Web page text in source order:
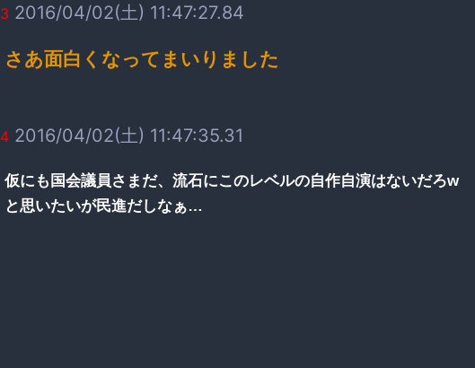
3 2016/04/02(土) 11:47:27.84
さあ面白くなってまいりました
4 2016/04/02(土) 11:47:35.31
仮にも国会議員さまだ、流石にこのレベルの自作自演はないだろw
と思いたいが民進だしなぁ…